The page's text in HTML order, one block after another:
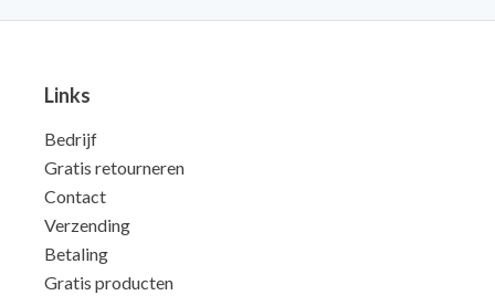
Links
Bedrijf
Gratis retourneren
Contact
Verzending
Betaling
Gratis producten